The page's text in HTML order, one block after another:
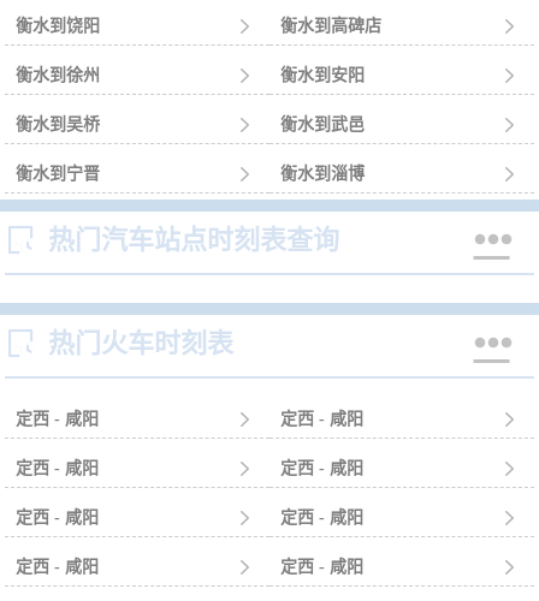
衡水到饶阳  衡水到高碑店 
衡水到徐州  衡水到安阳 
衡水到吴桥  衡水到武邑 
衡水到宁晋  衡水到淄博 
 热门汽车站点时刻表查询 
 热门火车时刻表 
定西 - 咸阳  定西 - 咸阳 
定西 - 咸阳  定西 - 咸阳 
定西 - 咸阳  定西 - 咸阳 
定西 - 咸阳  定西 - 咸阳 